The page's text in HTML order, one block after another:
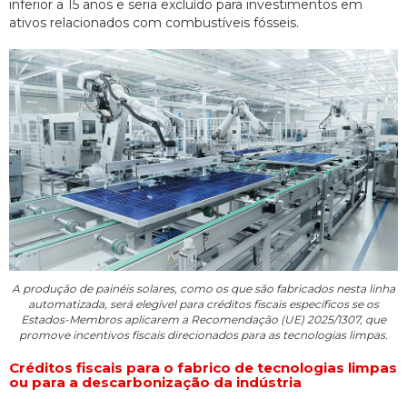
inferior a 15 anos e seria excluído para investimentos em
ativos relacionados com combustíveis fósseis.
A produção de painéis solares, como os que são fabricados nesta linha
automatizada, será elegível para créditos fiscais específicos se os
Estados-Membros aplicarem a Recomendação (UE) 2025/1307, que
promove incentivos fiscais direcionados para as tecnologias limpas.
Créditos fiscais para o fabrico de tecnologias limpas
ou para a descarbonização da indústria